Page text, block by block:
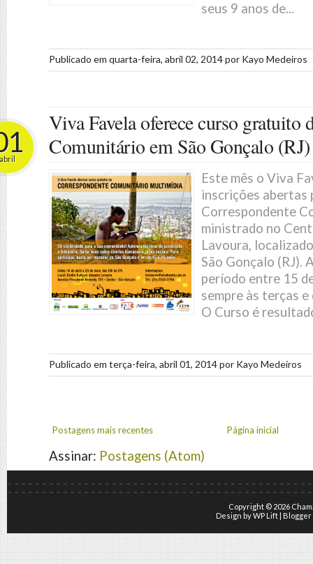
seus 9 anos de...
Publicado em quarta-feira, abril 02, 2014por Kayo Medeiros
Viva Favela oferece curso gratuito
Comunitário em São Gonçalo (RJ)
abril
Este mês o Viva
inscrições abertas
Correspondente
ministrado no
Lavoura,
São Gonçalo (RJ).
período entre 15
sempre às terças
O Curso é
Publicado em terça-feira, abril 01, 2014por Kayo Medeiros
Postagens mais recentes Página inicial
Assinar: Postagens (Atom)
Copyright © 2026
Design byWP Lift| Blogger